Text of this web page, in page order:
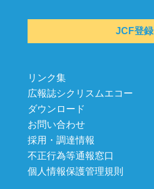
JCF登録
リンク集
広報誌シクリスムエコー
ダウンロード
お問い合わせ
採用・調達情報
不正行為等通報窓口
個人情報保護管理規則